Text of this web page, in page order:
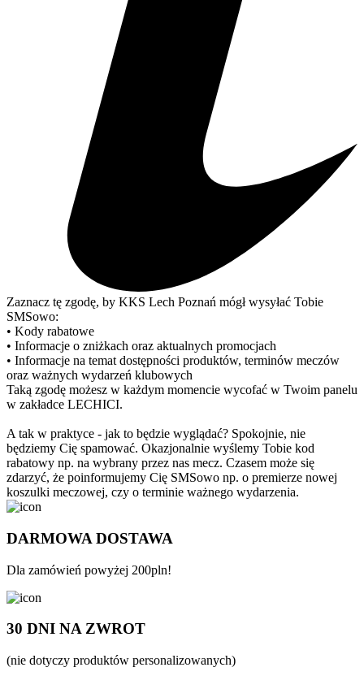
Zaznacz tę zgodę, by KKS Lech Poznań mógł wysyłać Tobie
SMSowo:
• Kody rabatowe
• Informacje o zniżkach oraz aktualnych promocjach
• Informacje na temat dostępności produktów, terminów meczów
oraz ważnych wydarzeń klubowych
Taką zgodę możesz w każdym momencie wycofać w Twoim panelu
w zakładce LECHICI.
A tak w praktyce - jak to będzie wyglądać? Spokojnie, nie
będziemy Cię spamować. Okazjonalnie wyślemy Tobie kod
rabatowy np. na wybrany przez nas mecz. Czasem może się
zdarzyć, że poinformujemy Cię SMSowo np. o premierze nowej
koszulki meczowej, czy o terminie ważnego wydarzenia.
DARMOWA DOSTAWA
Dla zamówień powyżej 200pln!
30 DNI NA ZWROT
(nie dotyczy produktów personalizowanych)